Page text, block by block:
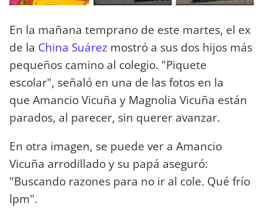
En la mañana temprano de este martes, el ex
de la China Suárez mostró a sus dos hijos más
pequeños camino al colegio. "Piquete
escolar", señaló en una de las fotos en la
que Amancio Vicuña y Magnolia Vicuña están
parados, al parecer, sin querer avanzar.
En otra imagen, se puede ver a Amancio
Vicuña arrodillado y su papá aseguró:
"Buscando razones para no ir al cole. Qué frío
lpm".